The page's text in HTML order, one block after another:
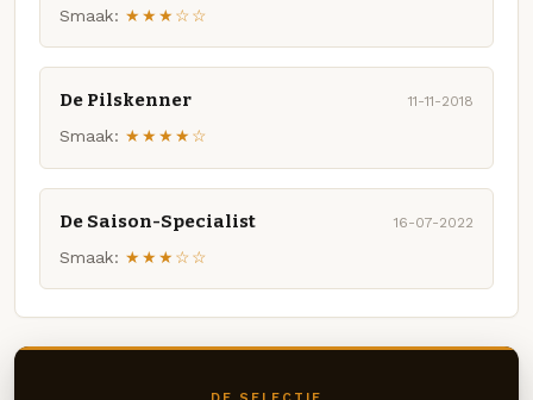
Smaak: ★★★☆☆
De Pilskenner 11-11-2018
Smaak: ★★★★☆
De Saison-Specialist 16-07-2022
Smaak: ★★★☆☆